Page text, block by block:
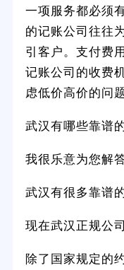
一项服务都必须
的记账公司往往
引客户。支付费
记账公司的收费
虑低价高价的问题
武汉有哪些靠谱
我很乐意为您解
武汉有很多靠谱
现在武汉正规公
除了国家规定的